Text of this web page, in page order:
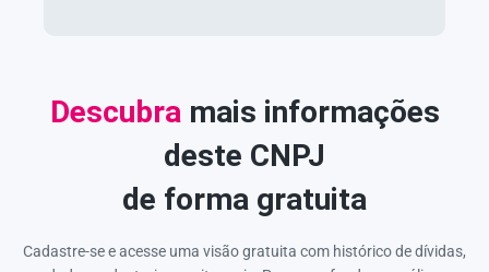
Descubra mais informações
deste CNPJ
de forma gratuita
Cadastre-se e acesse uma visão gratuita com histórico de dívidas,